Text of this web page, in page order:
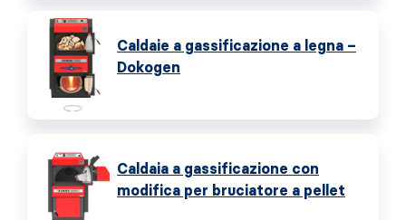
Caldaie a gassificazione a legna –
Dokogen
Caldaia a gassificazione con
modifica per bruciatore a pellet